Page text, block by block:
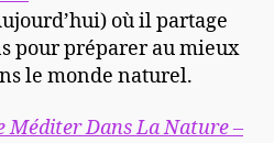
où il partage
pour préparer au mieux
le monde naturel.
Méditer Dans La Nature –